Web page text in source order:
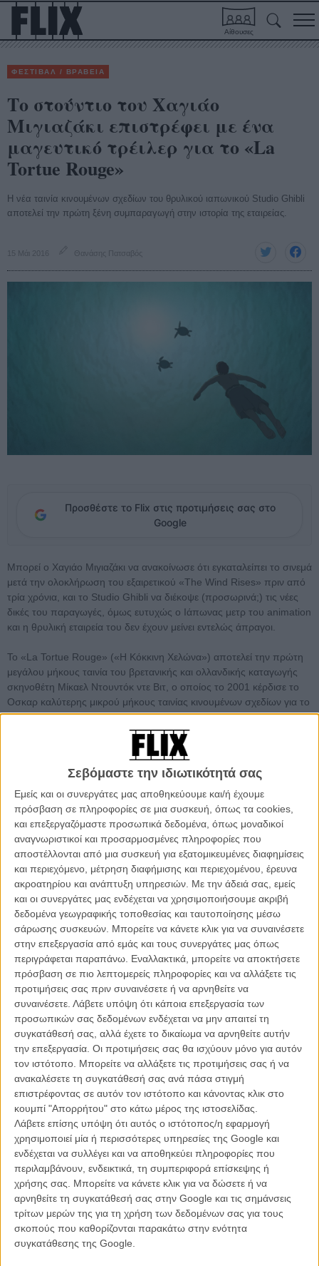
Σεβόμαστε την ιδιωτικότητά σας
Εμείς και οι συνεργάτες μας αποθηκεύουμε και/ή έχουμε
πρόσβαση σε πληροφορίες σε μια συσκευή, όπως τα cookies,
και επεξεργαζόμαστε προσωπικά δεδομένα, όπως μοναδικοί
αναγνωριστικοί και προσαρμοσμένες πληροφορίες που
αποστέλλονται από μια συσκευή για εξατομικευμένες διαφημίσεις
και περιεχόμενο, μέτρηση διαφήμισης και περιεχομένου, έρευνα
ακροατηρίου και ανάπτυξη υπηρεσιών. Με την άδειά σας, εμείς
και οι συνεργάτες μας ενδέχεται να χρησιμοποιήσουμε ακριβή
δεδομένα γεωγραφικής τοποθεσίας και ταυτοποίησης μέσω
σάρωσης συσκευών. Μπορείτε να κάνετε κλικ για να συναινέσετε
στην επεξεργασία από εμάς και τους συνεργάτες μας όπως
περιγράφεται παραπάνω. Εναλλακτικά, μπορείτε να αποκτήσετε
πρόσβαση σε πιο λεπτομερείς πληροφορίες και να αλλάξετε τις
προτιμήσεις σας πριν συναινέσετε ή να αρνηθείτε να
συναινέσετε. Λάβετε υπόψη ότι κάποια επεξεργασία των
προσωπικών σας δεδομένων ενδέχεται να μην απαιτεί τη
συγκατάθεσή σας, αλλά έχετε το δικαίωμα να αρνηθείτε αυτήν
την επεξεργασία. Οι προτιμήσεις σας θα ισχύουν μόνο για αυτόν
τον ιστότοπο. Μπορείτε να αλλάξετε τις προτιμήσεις σας ή να
ανακαλέσετε τη συγκατάθεσή σας ανά πάσα στιγμή
επιστρέφοντας σε αυτόν τον ιστότοπο και κάνοντας κλικ στο
κουμπί "Απορρήτου" στο κάτω μέρος της ιστοσελίδας.
Λάβετε επίσης υπόψη ότι αυτός ο ιστότοπος/η εφαρμογή
χρησιμοποιεί μία ή περισσότερες υπηρεσίες της Google και
ενδέχεται να συλλέγει και να αποθηκεύει πληροφορίες που
περιλαμβάνουν, ενδεικτικά, τη συμπεριφορά επίσκεψης ή
χρήσης σας. Μπορείτε να κάνετε κλικ για να δώσετε ή να
αρνηθείτε τη συγκατάθεσή σας στην Google και τις σημάνσεις
τρίτων μερών της για τη χρήση των δεδομένων σας για τους
σκοπούς που καθορίζονται παρακάτω στην ενότητα
συγκατάθεσης της Google.
Αίθουσες
ΦΕΣΤΙΒΑΛ / ΒΡΑΒΕΙΑ
Το στούντιο του Χαγιάο
Μιγιαζάκι επιστρέφει με ένα
μαγευτικό τρέιλερ για το «La
Tortue Rouge»
Η νέα ταινία κινουμένων σχεδίων του θρυλικού ιαπωνικού Studio Ghibli
αποτελεί την πρώτη ξένη συμπαραγωγή στην ιστορία της εταιρείας.
15 Μάι 2016 Θανάσης Πατσαβός
Προσθέστε το Flix στις προτιμήσεις σας στο
Google
Μπορεί ο Χαγιάο Μιγιαζάκι να ανακοίνωσε ότι εγκαταλείπει το σινεμά
μετά την ολοκλήρωση του εξαιρετικού «The Wind Rises» πριν από
τρία χρόνια, και το Studio Ghibli να διέκοψε (προσωρινά;) τις νέες
δικές του παραγωγές, όμως ευτυχώς ο Ιάπωνας μετρ του animation
και η θρυλική εταιρεία του δεν έχουν μείνει εντελώς άπραγοι.
Το «La Tortue Rouge» («Η Κόκκινη Χελώνα») αποτελεί την πρώτη
μεγάλου μήκους ταινία του βρετανικής και ολλανδικής καταγωγής
σκηνοθέτη Μίκαελ Ντουντόκ ντε Βιτ, ο οποίος το 2001 κέρδισε το
Οσκαρ καλύτερης μικρού μήκους ταινίας κινουμένων σχεδίων για το
«Father and Daughter» (ενώ είχε άλλη μια υποψηφιότητα το 1995
για το «Le moine et le Poisson»).
Βενετία 2013: Ο Χαγιάο Μιγιαζάκι
εγκαταλείπει το σινεμά :-(
Το φιλμ συμμετέχει στο τμήμα Ενα Κάποιο Βλέμμα του 69ου
Φεστιβάλ Καννών και αφηγείται την ιστορία ενός άντρα που
βρίσκεται απομονωμένος σε ένα έρημο νησί στις Σεϊχέλες και
προσπαθεί απεγνωσμένα να αποδράσει, μέχρι που μια μέρα
συναντά μια περίεργη κόκκινη χελώνα που θα του αλλάξει τη ζωή.
Το τρέιλερ, όπως και ολόκληρη η ταινία, δεν έχει καθόλου
διαλόγους, αν κρίνουμε όμως από τις πρώτες πανέμορφες εικόνες,
μπορούμε να καταλάβουμε τόσο την απόφαση του Φεστιβάλ
Καννών να το συμπεριλάβει στο φετινό του πρόγραμμα όσο και το
γιατί το Studio Ghibli το επέλεξε ως την πρώτη του συμπαραγωγή
(με τη Γαλλία).